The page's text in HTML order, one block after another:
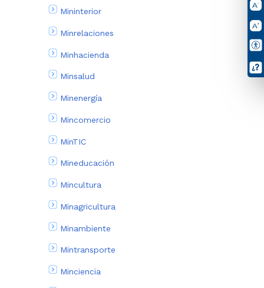
Mininterior
Minrelaciones
Minhacienda
Minsalud
Minenergía
Mincomercio
MinTIC
Mineducación
Mincultura
Minagricultura
Minambiente
Mintransporte
Minciencia